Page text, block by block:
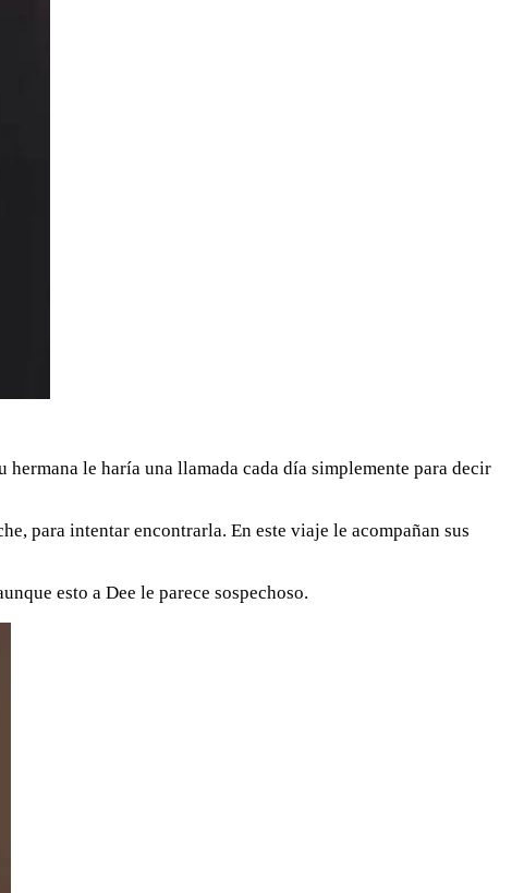
le haría una llamada cada día simplemente para decir
para intentar encontrarla. En este viaje le acompañan sus
esto a Dee le parece sospechoso.